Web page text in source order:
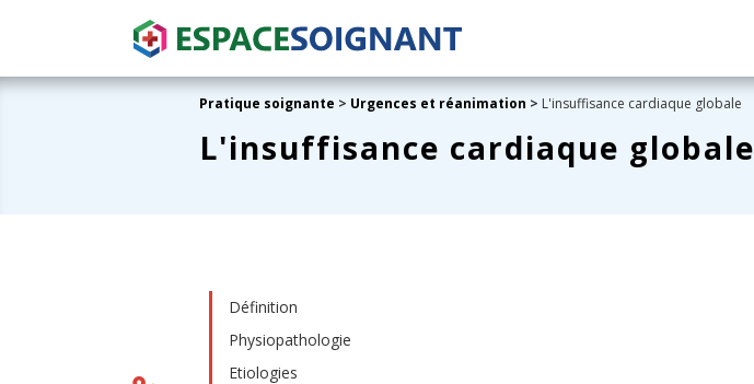
Pratique soignante > Urgences et réanimation > L'insuffisance cardiaque globale
L'insuffisance cardiaque globale
Définition
Physiopathologie
Etiologies